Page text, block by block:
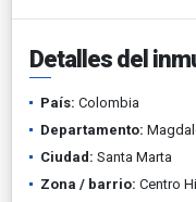
Detalles del
País: Colombia
Departamento:
Ciudad: Santa Marta
Zona / barrio: Centro